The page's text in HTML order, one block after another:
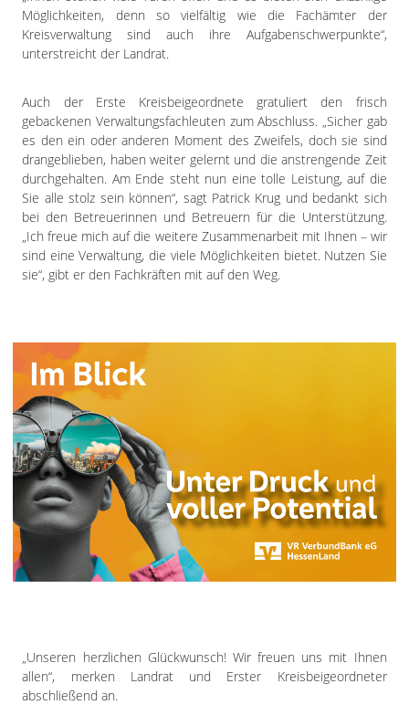
Möglichkeiten, denn so vielfältig wie die Fachämter der
Kreisverwaltung sind auch ihre Aufgabenschwerpunkte“,
unterstreicht der Landrat.
Auch der Erste Kreisbeigeordnete gratuliert den frisch
gebackenen Verwaltungsfachleuten zum Abschluss. „Sicher gab
es den ein oder anderen Moment des Zweifels, doch sie sind
drangeblieben, haben weiter gelernt und die anstrengende Zeit
durchgehalten. Am Ende steht nun eine tolle Leistung, auf die
Sie alle stolz sein können“, sagt Patrick Krug und bedankt sich
bei den Betreuerinnen und Betreuern für die Unterstützung.
„Ich freue mich auf die weitere Zusammenarbeit mit Ihnen – wir
sind eine Verwaltung, die viele Möglichkeiten bietet. Nutzen Sie
sie“, gibt er den Fachkräften mit auf den Weg.
„Unseren herzlichen Glückwunsch! Wir freuen uns mit Ihnen
allen“, merken Landrat und Erster Kreisbeigeordneter
abschließend an.